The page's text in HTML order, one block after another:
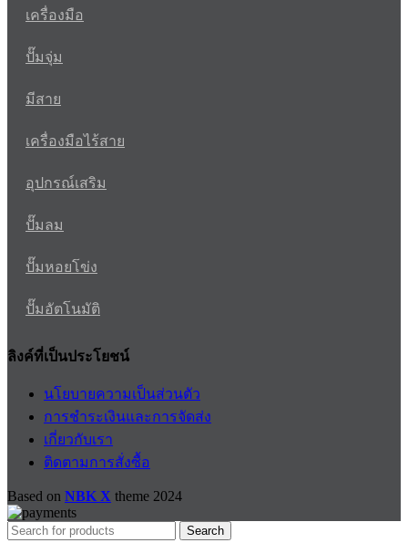
เครื่องมือ
ปั๊มจุ่ม
มีสาย
เครื่องมือไร้สาย
อุปกรณ์เสริม
ปั๊มลม
ปั๊มหอยโข่ง
ปั๊มอัตโนมัติ
ลิงค์ที่เป็นประโยชน์
นโยบายความเป็นส่วนตัว
การชำระเงินและการจัดส่ง
เกี่ยวกับเรา
ติดตามการสั่งซื้อ
Based on NBK X theme 2024
Search